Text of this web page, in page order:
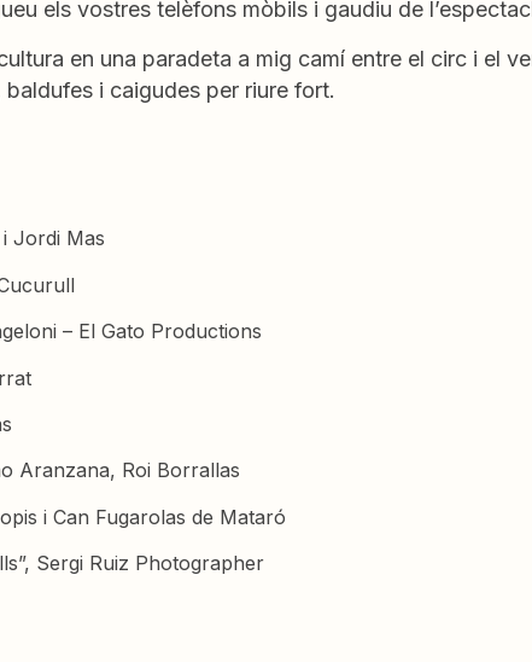
els vostres telèfons mòbils i gaudiu de
en una paradeta a mig camí entre el circ i el
i caigudes per riure fort.
Jordi Mas
– El Gato Productions
Aranzana, Roi Borrallas
i Can Fugarolas de Mataró
Sergi Ruiz Photographer